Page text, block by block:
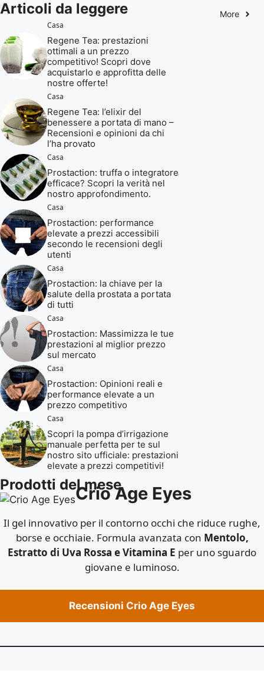
Articoli da leggere
More
Casa
Regene Tea: prestazioni
ottimali a un prezzo
competitivo! Scopri dove
acquistarlo e approfitta delle
nostre offerte!
Casa
Regene Tea: l’elixir del
benessere a portata di mano –
Recensioni e opinioni da chi
l’ha provato
Casa
Prostaction: truffa o integratore
efficace? Scopri la verità nel
nostro approfondimento.
Casa
Prostaction: performance
elevate a prezzi accessibili
secondo le recensioni degli
utenti
Casa
Prostaction: la chiave per la
salute della prostata a portata
di tutti
Casa
Prostaction: Massimizza le tue
prestazioni al miglior prezzo
sul mercato
Casa
Prostaction: Opinioni reali e
performance elevate a un
prezzo competitivo
Casa
Scopri la pompa d’irrigazione
manuale perfetta per te sul
nostro sito ufficiale: prestazioni
elevate a prezzi competitivi!
Prodotti del meseCrio Age Eyes
Il gel innovativo per il contorno occhi che riduce rughe,
borse e occhiaie. Formula avanzata con Mentolo,
Estratto di Uva Rossa e Vitamina E per uno sguardo
giovane e luminoso.
Recensioni Crio Age Eyes